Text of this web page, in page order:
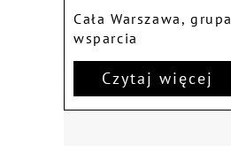
Cała Warszawa, grupa
wsparcia
Czytaj więcej